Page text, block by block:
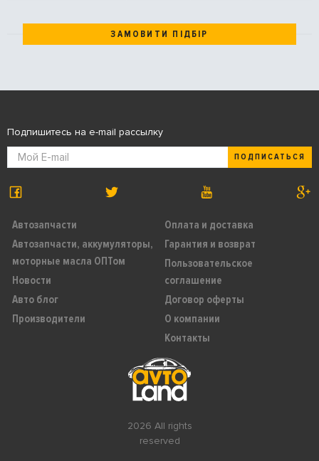
ЗАМОВИТИ ПІДБІР
2026 All rights
reserved
Автозапчасти
Автозапчасти, аккумуляторы,
моторные масла ОПТом
Новости
Авто блог
Производители
Оплата и доставка
Гарантия и возврат
Пользовательское
соглашение
Договор оферты
О компании
Контакты
Подпишитесь на e-mail рассылку
ПОДПИСАТЬСЯ